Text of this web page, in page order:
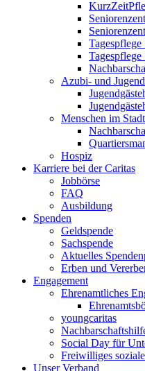
Tagespflege
Azubi- und
Menschen im
Hospiz
Karriere bei der Caritas
Jobbörse
FAQ
Ausbildung
Spenden
Geldspende
Sachspende
Aktuelles
Erben und
Engagement
Ehrenamtliches
youngcaritas
Social Day für
Freiwilliges
Unser Verband